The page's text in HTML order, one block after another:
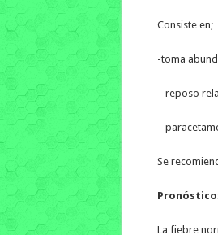
Consiste en;
-toma
– reposo
–
Se
La fiebre